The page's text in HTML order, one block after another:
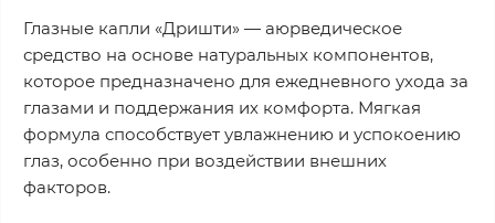
Глазные капли «Дришти» — аюрведическое
средство на основе натуральных компонентов,
которое предназначено для ежедневного ухода за
глазами и поддержания их комфорта. Мягкая
формула способствует увлажнению и успокоению
глаз, особенно при воздействии внешних
факторов.